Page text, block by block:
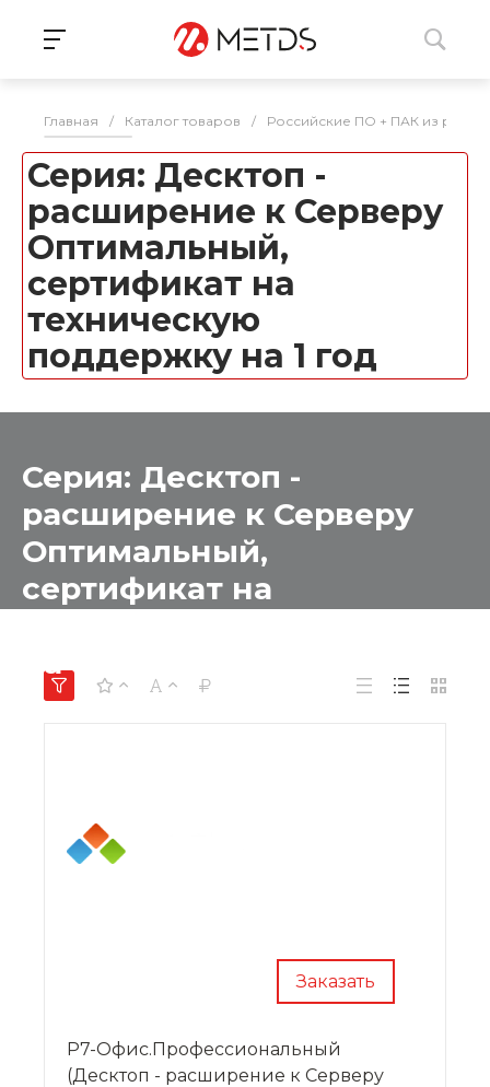
Главная / Каталог товаров / Российские ПО + ПАК из
Серия: Десктоп -
расширение к Серверу
Оптимальный,
сертификат на
техническую
поддержку на 1 год
Серия: Десктоп -
расширение к Серверу
Оптимальный,
сертификат на
на 1 год
Заказать
Р7-Офис.Профессиональный
(Десктоп - расширение к Серверу